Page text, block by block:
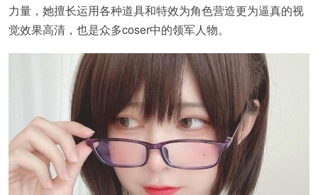
力量，她擅长运用各种道具和特效为角色营造更为逼真的视
觉效果高清，也是众多coser中的领军人物。